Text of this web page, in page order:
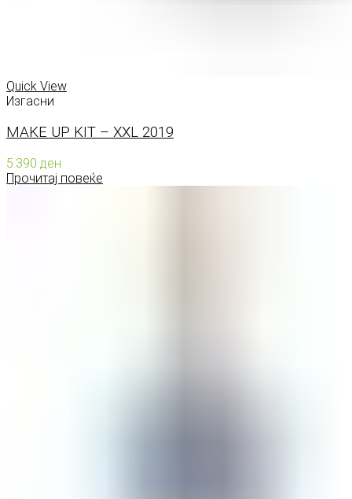
Quick View
Изгасни
MAKE UP KIT – XXL 2019
5.390 ден
Прочитај повеќе